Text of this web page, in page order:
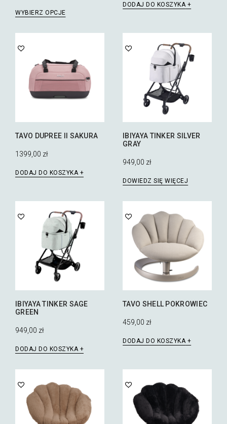
WYBIERZ OPCJE
produkt
Opcje
można
wybrać
na
69,00 zł.
39,00 zł.
DODAJ DO KOSZYKA
TAVO DUPREE II SAKURA
1399,00 zł
DODAJ DO KOSZYKA
IBIYAYA TINKER SILVER
GRAY
949,00 zł
DOWIEDZ SIĘ WIĘCEJ
IBIYAYA TINKER SAGE
GREEN
949,00 zł
DODAJ DO KOSZYKA
TAVO SHELL POKROWIEC
459,00 zł
DODAJ DO KOSZYKA